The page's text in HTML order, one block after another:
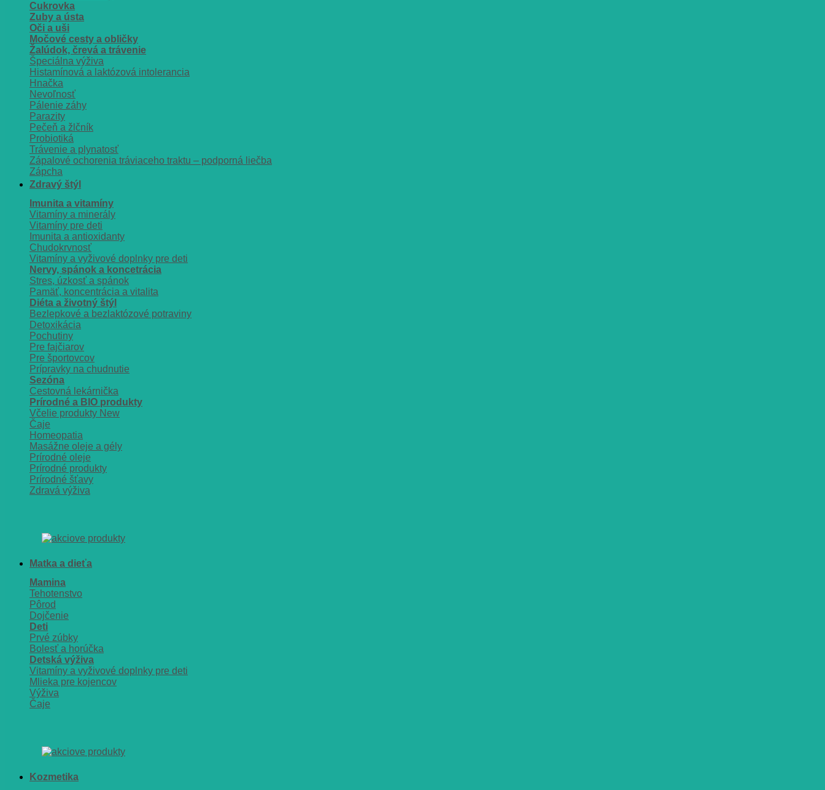
Cukrovka
Zuby a ústa
Oči a uši
Močové cesty a obličky
Žalúdok, črevá a trávenie
Špeciálna výživa
Histamínová a laktózová intolerancia
Hnačka
Nevoľnosť
Pálenie záhy
Parazity
Pečeň a žlčník
Probiotiká
Trávenie a plynatosť
Zápalové ochorenia tráviaceho traktu – podporná liečba
Zápcha
Zdravý štýl
Imunita a vitamíny
Vitamíny a minerály
Vitamíny pre deti
Imunita a antioxidanty
Chudokrvnosť
Vitamíny a vyživové doplnky pre deti
Nervy, spánok a koncetrácia
Stres, úzkosť a spánok
Pamäť, koncentrácia a vitalita
Diéta a životný štýl
Bezlepkové a bezlaktózové potraviny
Detoxikácia
Pochutiny
Pre fajčiarov
Pre športovcov
Prípravky na chudnutie
Sezóna
Cestovná lekárnička
Prírodné a BIO produkty
Včelie produkty
Čaje
Homeopatia
Masážne oleje a gély
Prírodné oleje
Prírodné produkty
Prírodné šťavy
Zdravá výživa
Matka a dieťa
Mamina
Tehotenstvo
Pôrod
Dojčenie
Deti
Prvé zúbky
Bolesť a horúčka
Detská výživa
Vitamíny a vyživové doplnky pre deti
Mlieka pre kojencov
Výživa
Čaje
Kozmetika